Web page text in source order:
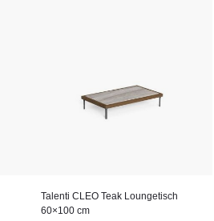
Talenti CLEO Teak Loungetisch
60×100 cm